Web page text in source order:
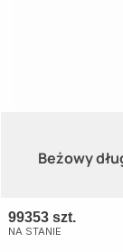
Beżowy
99353 szt.
NA STANIE